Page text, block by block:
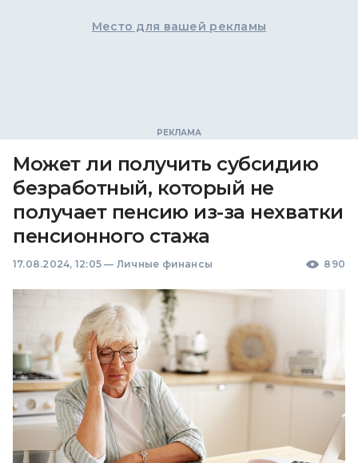
Место для вашей рекламы
Может ли получить субсидию
безработный, который не
получает пенсию из-за нехватки
пенсионного стажа
17.08.2024, 12:05 — Личные финансы 890